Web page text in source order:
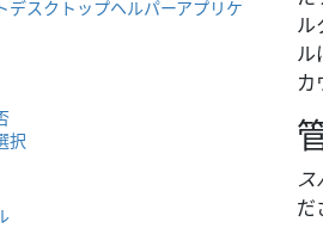
ル
ル
カ
ス
だ
デスクトップヘルパーアプリケ
択